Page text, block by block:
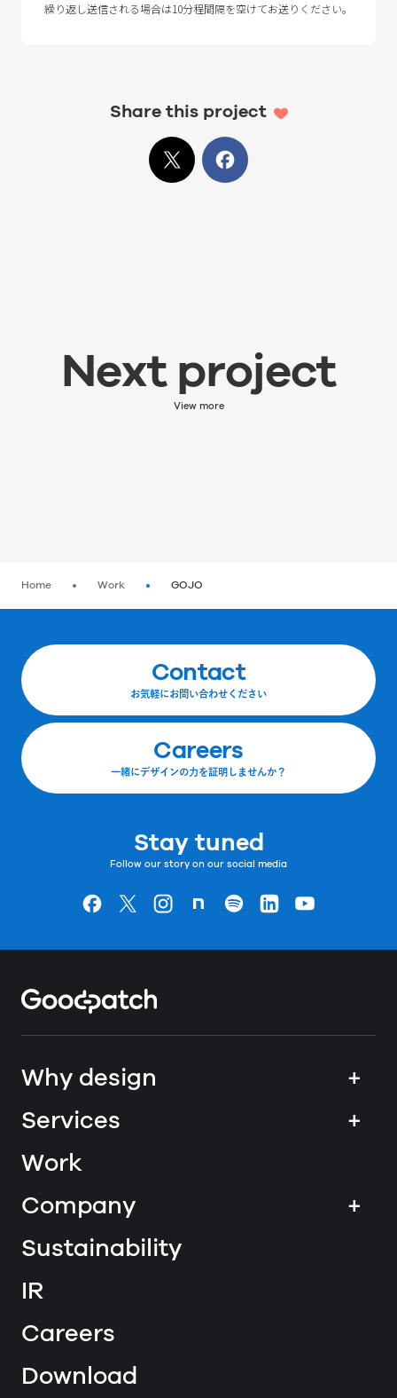
Share this project
XでシェアFacebook
Next project
View more
Next project
次の実績を見る
Home Work GOJO
Contact
お気軽にお問い合わせください
Careers
一緒にデザインの力を証明しませんか？
Stay tuned
Follow our story on our social media
Goodpatchの
ページ
Goodpatchの
ページ
Goodpatchの
ページGoodpatchの
ページ
Goodpatchの
ページ
Goodpatchの
ページ
Goodpatchの
Why design
+
Services
+
Work
Company
+
Sustainability
IR
Careers
Download